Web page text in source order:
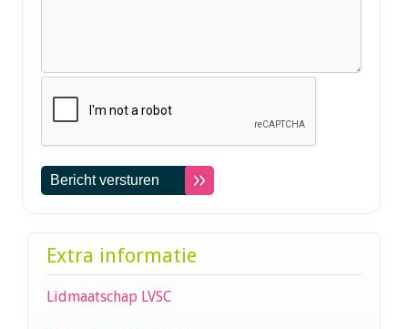
Extra informatie
Lidmaatschap LVSC